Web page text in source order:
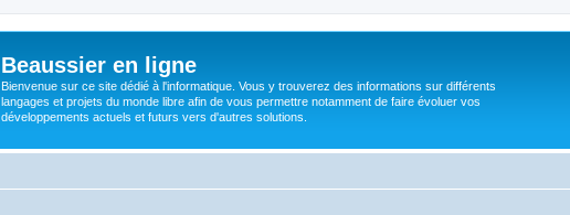
Beaussier en ligne
Bienvenue sur ce site dédié à l'informatique. Vous y trouverez des informations sur différents
langages et projets du monde libre afin de vous permettre notamment de faire évoluer vos
développements actuels et futurs vers d'autres solutions.